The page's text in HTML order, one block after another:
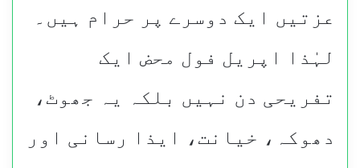
عزتیں ایک دوسرے پر حرام ہیں۔
لہٰذا اپریل فول محض ایک
تفریحی دن نہیں بلکہ یہ جھوٹ،
دھوکہ، خیانت، ایذا رسانی اور